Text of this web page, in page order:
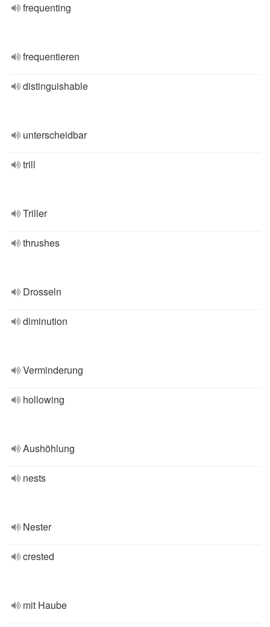
frequenting
frequentieren
distinguishable
unterscheidbar
trill
Triller
thrushes
Drosseln
diminution
Verminderung
hollowing
Aushöhlung
nests
Nester
crested
mit Haube